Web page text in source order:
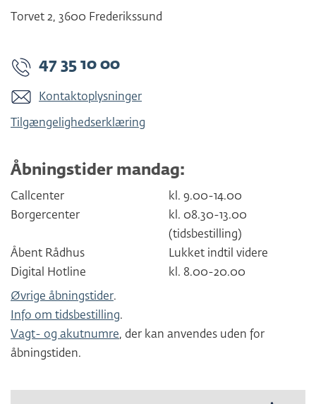
Torvet 2, 3600 Frederikssund
47 35 10 00
Kontaktoplysninger
Tilgængelighedserklæring
Åbningstider mandag:
Callcenter
kl. 9.00-14.00
Borgercenter
kl. 08.30-13.00
(tidsbestilling)
Åbent Rådhus
Lukket indtil videre
Digital Hotline
kl. 8.00-20.00
Øvrige åbningstider.
Info om tidsbestilling.
Vagt- og akutnumre, der kan anvendes uden for
åbningstiden.